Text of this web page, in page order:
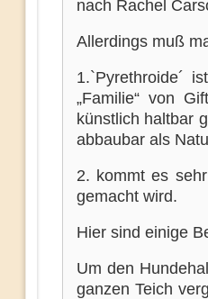
nach Rachel
Allerdings muß
1.`Pyrethroide´
„Familie“ von
künstlich haltbar
abbaubar als
2. kommt es
gemacht wird.
Hier sind einige
Um den
ganzen Teich